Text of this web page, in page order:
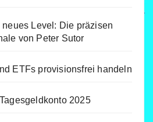
Level: Die präzisen
von Peter Sutor
ETFs provisionsfrei handeln
2025